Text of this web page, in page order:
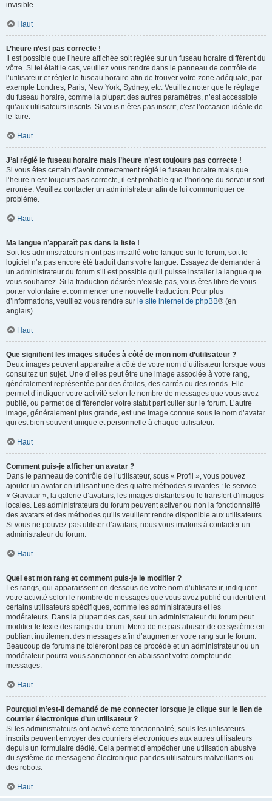
invisible.
Haut
L’heure n’est pas correcte !
Il est possible que l’heure affichée soit réglée sur un fuseau horaire différent du
vôtre. Si tel était le cas, veuillez vous rendre dans le panneau de contrôle de
l’utilisateur et régler le fuseau horaire afin de trouver votre zone adéquate, par
exemple Londres, Paris, New York, Sydney, etc. Veuillez noter que le réglage
du fuseau horaire, comme la plupart des autres paramètres, n’est accessible
qu’aux utilisateurs inscrits. Si vous n’êtes pas inscrit, c’est l’occasion idéale de
le faire.
Haut
J’ai réglé le fuseau horaire mais l’heure n’est toujours pas correcte !
Si vous êtes certain d’avoir correctement réglé le fuseau horaire mais que
l’heure n’est toujours pas correcte, il est probable que l’horloge du serveur soit
erronée. Veuillez contacter un administrateur afin de lui communiquer ce
problème.
Haut
Ma langue n’apparaît pas dans la liste !
Soit les administrateurs n’ont pas installé votre langue sur le forum, soit le
logiciel n’a pas encore été traduit dans votre langue. Essayez de demander à
un administrateur du forum s’il est possible qu’il puisse installer la langue que
vous souhaitez. Si la traduction désirée n’existe pas, vous êtes libre de vous
porter volontaire et commencer une nouvelle traduction. Pour plus
d’informations, veuillez vous rendre sur le site internet de phpBB® (en
anglais).
Haut
Que signifient les images situées à côté de mon nom d’utilisateur ?
Deux images peuvent apparaître à côté de votre nom d’utilisateur lorsque vous
consultez un sujet. Une d’elles peut être une image associée à votre rang,
généralement représentée par des étoiles, des carrés ou des ronds. Elle
permet d’indiquer votre activité selon le nombre de messages que vous avez
publié, ou permet de différencier votre statut particulier sur le forum. L’autre
image, généralement plus grande, est une image connue sous le nom d’avatar
qui est bien souvent unique et personnelle à chaque utilisateur.
Haut
Comment puis-je afficher un avatar ?
Dans le panneau de contrôle de l’utilisateur, sous « Profil », vous pouvez
ajouter un avatar en utilisant une des quatre méthodes suivantes : le service
« Gravatar », la galerie d’avatars, les images distantes ou le transfert d’images
locales. Les administrateurs du forum peuvent activer ou non la fonctionnalité
des avatars et des méthodes qu’ils veuillent rendre disponible aux utilisateurs.
Si vous ne pouvez pas utiliser d’avatars, nous vous invitons à contacter un
administrateur du forum.
Haut
Quel est mon rang et comment puis-je le modifier ?
Les rangs, qui apparaissent en dessous de votre nom d’utilisateur, indiquent
votre activité selon le nombre de messages que vous avez publié ou identifient
certains utilisateurs spécifiques, comme les administrateurs et les
modérateurs. Dans la plupart des cas, seul un administrateur du forum peut
modifier le texte des rangs du forum. Merci de ne pas abuser de ce système en
publiant inutilement des messages afin d’augmenter votre rang sur le forum.
Beaucoup de forums ne toléreront pas ce procédé et un administrateur ou un
modérateur pourra vous sanctionner en abaissant votre compteur de
messages.
Haut
Pourquoi m’est-il demandé de me connecter lorsque je clique sur le lien de
courrier électronique d’un utilisateur ?
Si les administrateurs ont activé cette fonctionnalité, seuls les utilisateurs
inscrits peuvent envoyer des courriers électroniques aux autres utilisateurs
depuis un formulaire dédié. Cela permet d’empêcher une utilisation abusive
du système de messagerie électronique par des utilisateurs malveillants ou
des robots.
Haut